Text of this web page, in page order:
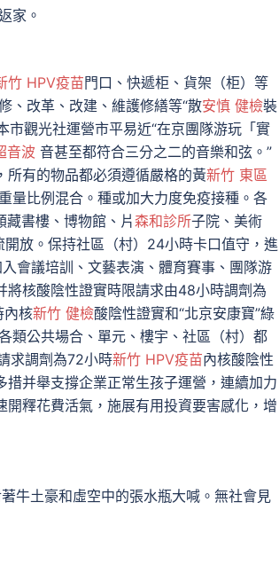
家。
竹 HPV疫苗門口、快遞柜、貨架（柜）等
、改革、改建、維護修繕等“散安慎 健檢裝
市觀光社運營市平易近“在京團隊游玩「實
音波 音甚至都符合三分之二的音樂和弦。”
所有的物品都必須遵循嚴格的黃新竹 東區
量比例混合。種或加大力度免疫接種。各
藏書樓、博物館、片森和診所子院、美術
放。保持社區（村）24小時卡口值守，進
會議培訓、文藝表演、體育賽事、團隊游
核酸陰性證實時限請求由48小時調劑為
內核新竹 健檢酸陰性證實和“北京安康寶”綠
類公共場合、單元、樓宇、社區（村）都
求調劑為72小時新竹 HPV疫苗內核酸陰性
并舉支撐企業正常生孩子運營，連續加力
釋花費活氣，施展有用投資要害感化，增
土豪和虛空中的張水瓶大喊。無社會見